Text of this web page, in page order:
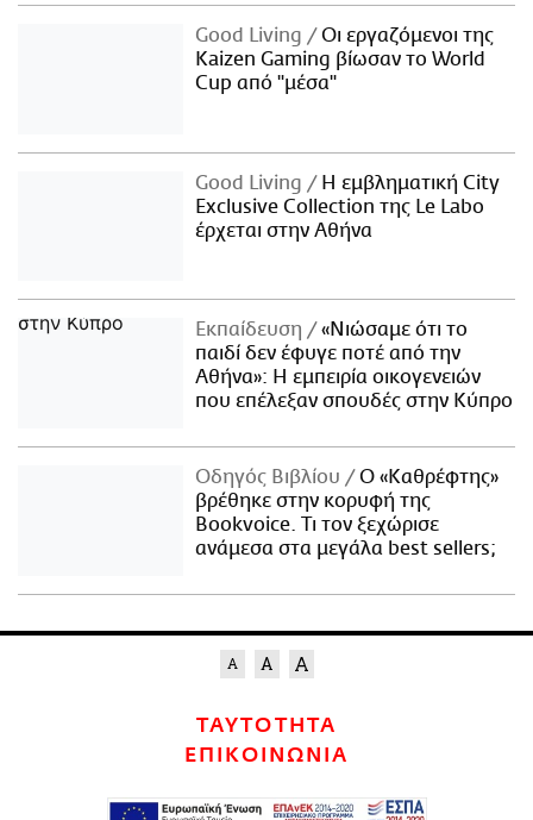
Good Living
Οι εργαζόμενοι της
Kaizen Gaming βίωσαν το World
Cup από "μέσα"
Good Living
Η εμβληματική City
Exclusive Collection της Le Labo
έρχεται στην Αθήνα
Εκπαίδευση
«Νιώσαμε ότι το
παιδί δεν έφυγε ποτέ από την
Αθήνα»: Η εμπειρία οικογενειών
που επέλεξαν σπουδές στην Κύπρο
Οδηγός Βιβλίου
Ο «Καθρέφτης»
βρέθηκε στην κορυφή της
Bookvoice. Τι τον ξεχώρισε
ανάμεσα στα μεγάλα best sellers;
ΤΑΥΤΟΤΗΤΑ
ΕΠΙΚΟΙΝΩΝΙΑ